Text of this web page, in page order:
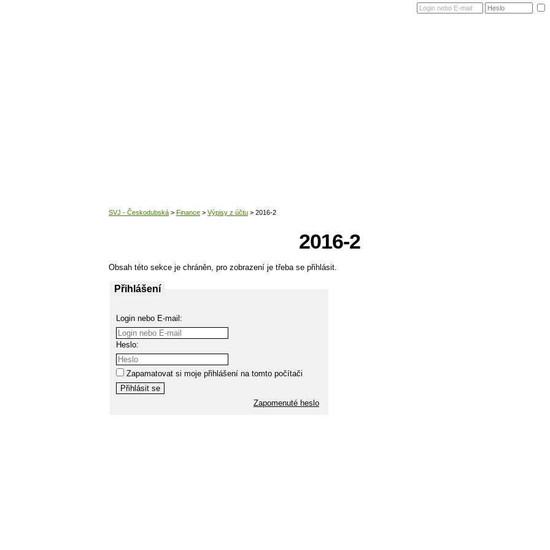
2016-2
Obsah této sekce je chráněn, pro zobrazení je třeba se přihlásit.
Přihlášení
Login nebo E-mail:
Heslo:
Zapamatovat si moje přihlášení na tomto počítači
Zapomenuté heslo